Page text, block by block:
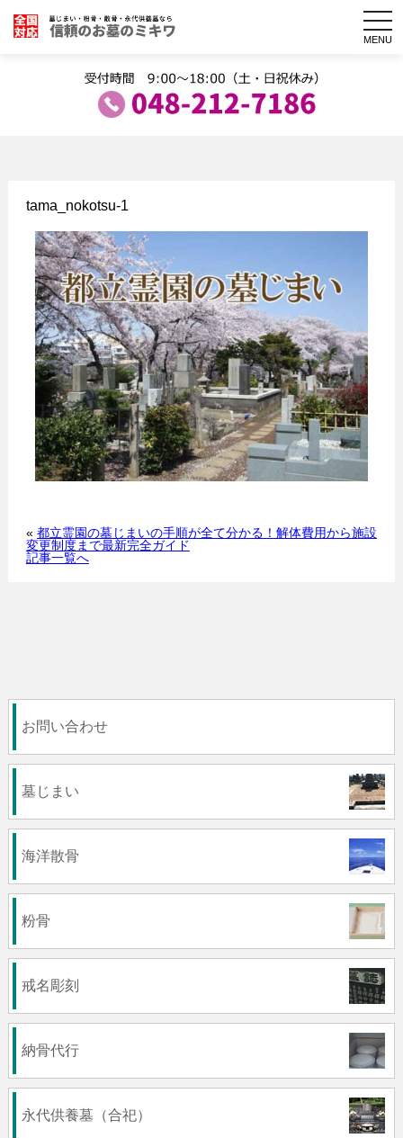
MENU
tama_nokotsu-1
« 都立霊園の墓じまいの手順が全て分かる！解体費用から施設
変更制度まで最新完全ガイド
記事一覧へ
お問い合わせ
墓じまい
海洋散骨
粉骨
戒名彫刻
納骨代行
永代供養墓（合祀）